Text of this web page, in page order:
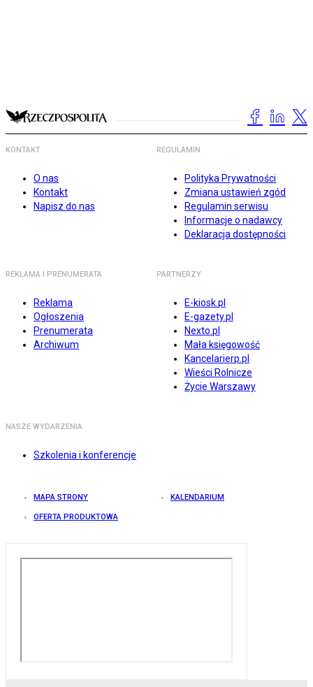
KONTAKT
O nas
Kontakt
Napisz do nas
REGULAMIN
Polityka Prywatności
Zmiana ustawień zgód
Regulamin serwisu
Informacje o nadawcy
Deklaracja dostępności
REKLAMA I PRENUMERATA
Reklama
Ogłoszenia
Prenumerata
Archiwum
PARTNERZY
E-kiosk.pl
E-gazety.pl
Nexto.pl
Mała księgowość
Kancelarierp.pl
Wieści Rolnicze
Życie Warszawy
NASZE WYDARZENIA
Szkolenia i konferencje
MAPA STRONY KALENDARIUM
OFERTA PRODUKTOWA